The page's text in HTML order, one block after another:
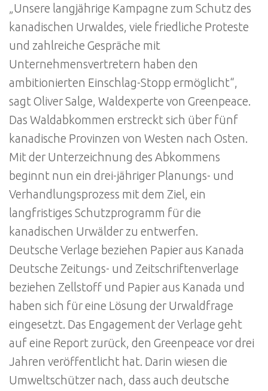
„Unsere langjährige Kampagne zum Schutz des
kanadischen Urwaldes, viele friedliche Proteste
und zahlreiche Gespräche mit
Unternehmensvertretern haben den
ambitionierten Einschlag-Stopp ermöglicht“,
sagt Oliver Salge, Waldexperte von Greenpeace.
Das Waldabkommen erstreckt sich über fünf
kanadische Provinzen von Westen nach Osten.
Mit der Unterzeichnung des Abkommens
beginnt nun ein drei-jähriger Planungs- und
Verhandlungsprozess mit dem Ziel, ein
langfristiges Schutzprogramm für die
kanadischen Urwälder zu entwerfen.
Deutsche Verlage beziehen Papier aus Kanada
Deutsche Zeitungs- und Zeitschriftenverlage
beziehen Zellstoff und Papier aus Kanada und
haben sich für eine Lösung der Urwaldfrage
eingesetzt. Das Engagement der Verlage geht
auf eine Report zurück, den Greenpeace vor drei
Jahren veröffentlicht hat. Darin wiesen die
Umweltschützer nach, dass auch deutsche